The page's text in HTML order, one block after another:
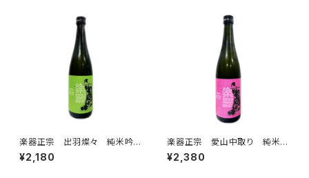
楽器正宗 出羽燦々 純米吟
醸 中取り 720ml
¥2,180
楽器正宗 愛山中取り 純米吟
醸 720ml
¥2,380